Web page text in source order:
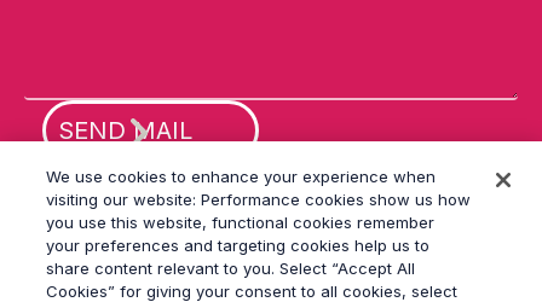
We use cookies to enhance your experience when
visiting our website: Performance cookies show us how
you use this website, functional cookies remember
your preferences and targeting cookies help us to
share content relevant to you. Select “Accept All
Cookies” for giving your consent to all cookies, select